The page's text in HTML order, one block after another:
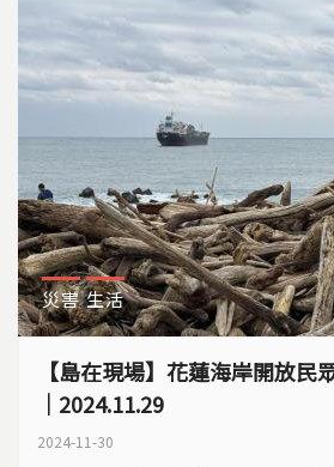
災害 生活
【島在現場】花蓮海岸開放民
｜2024.11.29
2024-11-30